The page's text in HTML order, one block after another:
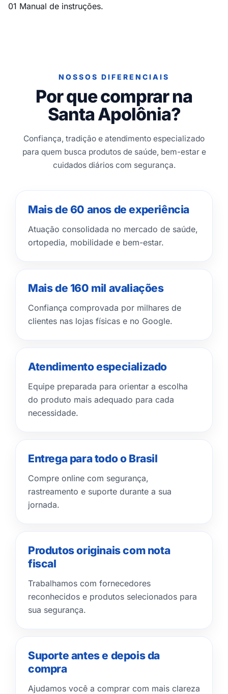
01 Manual de instruções.
NOSSOS DIFERENCIAIS
Por que comprar na
Santa Apolônia?
Confiança, tradição e atendimento especializado
para quem busca produtos de saúde, bem-estar e
cuidados diários com segurança.
Mais de 60 anos de experiência
Atuação consolidada no mercado de saúde,
ortopedia, mobilidade e bem-estar.
Mais de 160 mil avaliações
Confiança comprovada por milhares de
clientes nas lojas físicas e no Google.
Atendimento especializado
Equipe preparada para orientar a escolha
do produto mais adequado para cada
necessidade.
Entrega para todo o Brasil
Compre online com segurança,
rastreamento e suporte durante a sua
jornada.
Produtos originais com nota
fiscal
Trabalhamos com fornecedores
reconhecidos e produtos selecionados para
sua segurança.
Suporte antes e depois da
compra
Ajudamos você a comprar com mais clareza